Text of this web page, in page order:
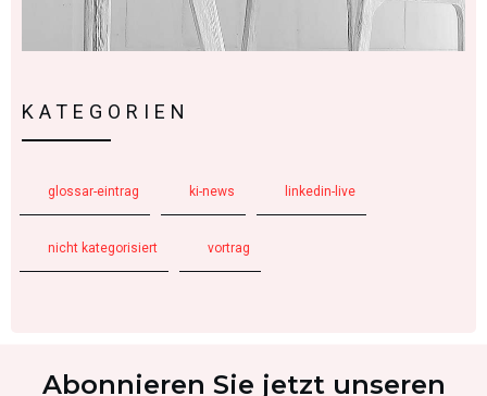
KATEGORIEN
glossar-eintrag ki-news linkedin-live
nicht kategorisiert vortrag
Abonnieren Sie jetzt unseren